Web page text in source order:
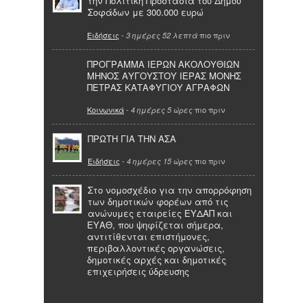
Σοφάδων με 300.000 ευρώ
Ειδήσεις - 3 ημέρες 52 λεπτά πιο πριν
ΠΡΟΓΡΑΜΜΑ ΙΕΡΩΝ ΑΚΟΛΟΥΘΙΩΝ
ΜΗΝΟΣ ΑΥΓΟΥΣΤΟΥ ΙΕΡΑΣ ΜΟΝΗΣ
ΠΕΤΡΑΣ ΚΑΤΑΦΥΓΙΟΥ ΑΓΡΑΦΩΝ
Κοινωνικά- 4 ημέρες 5 ώρες πιο πριν
ΠΡΩΤΗ ΓΙΑ ΤΗΝ ΑΣΑ
Ειδήσεις - 4 ημέρες 15 ώρες πιο πριν
Στο νομοσχέδιο για την απορρόφηση
των δημοτικών φορέων από τις
ανώνυμες εταιρείες ΕΥΔΑΠ και
ΕΥΑΘ, που ψηφίζεται σήμερα,
αντιτίθενται επιστήμονες,
περιβαλλοντικές οργανώσεις,
δημοτικές αρχές και δημοτικές
επιχειρήσεις ύδρευσης